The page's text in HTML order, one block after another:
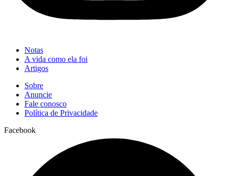
Notas
A vida como ela foi
Artigos
Sobre
Anuncie
Fale conosco
Política de Privacidade
Facebook